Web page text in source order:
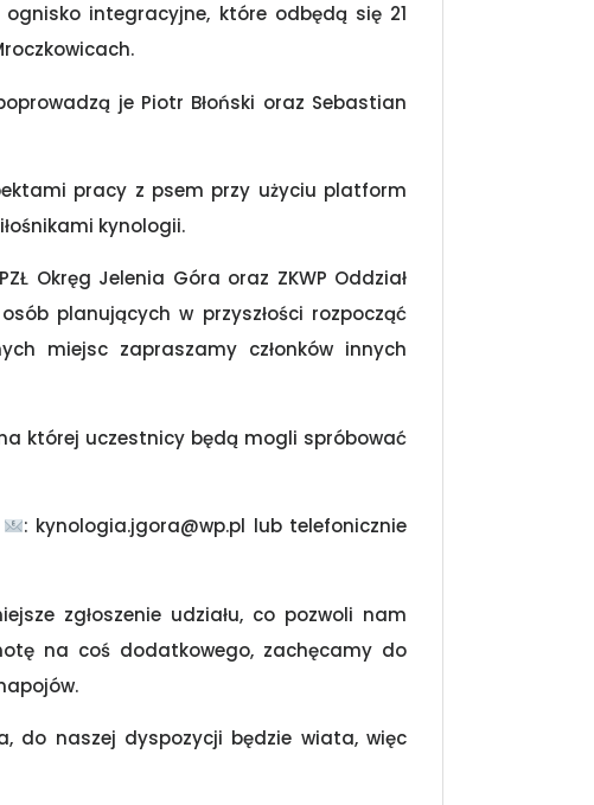
integracyjne, które odbędą się 21
je Piotr Błoński oraz Sebastian
pracy z psem przy użyciu platform
kynologii.
Okręg Jelenia Góra oraz ZKWP Oddział
planujących w przyszłości rozpocząć
miejsc zapraszamy członków innych
której uczestnicy będą mogli spróbować
: kynologia.jgora@wp.pl lub telefonicznie
zgłoszenie udziału, co pozwoli nam
na coś dodatkowego, zachęcamy do
do naszej dyspozycji będzie wiata, więc